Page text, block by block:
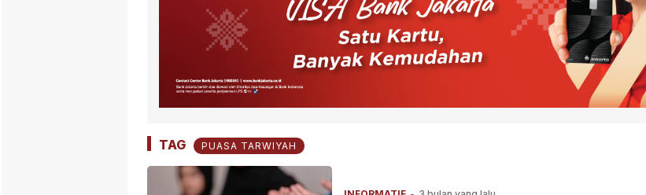
TAG PUASA TARWIYAH